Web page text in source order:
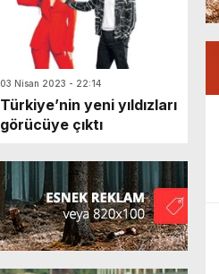
03 Nisan 2023 - 22:14
Türkiye’nin yeni yıldızları
görücüye çıktı